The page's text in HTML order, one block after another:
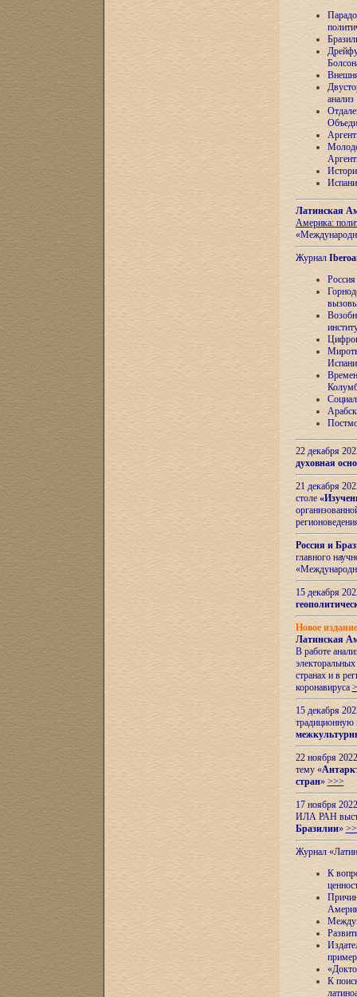
анализ
Латинская
Америка:
Журнал
22 декабря
духовная
21 декабря
столе
Россия и
главного
15 декабря
Новое
Латинская
В работе
странах и в
коронавируса
15 декабря
22 ноября
тему «
стран» >>>
17 ноября
ИЛА РАН
Бразилии»
Журнал
К
К